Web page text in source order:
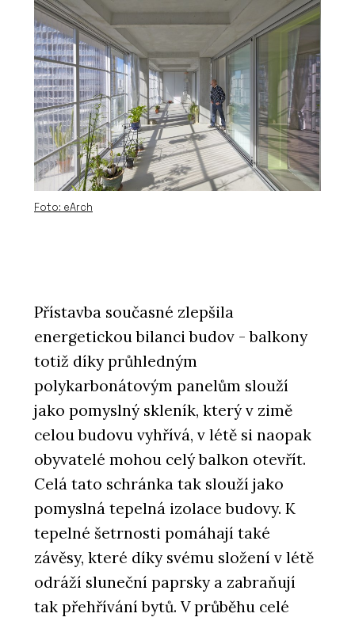
Foto: eArch
Přístavba současné zlepšila
energetickou bilanci budov - balkony
totiž díky průhledným
polykarbonátovým panelům slouží
jako pomyslný skleník, který v zimě
celou budovu vyhřívá, v létě si naopak
obyvatelé mohou celý balkon otevřít.
Celá tato schránka tak slouží jako
pomyslná tepelná izolace budovy. K
tepelné šetrnosti pomáhají také
závěsy, které díky svému složení v létě
odráží sluneční paprsky a zabraňují
tak přehřívání bytů. V průběhu celé